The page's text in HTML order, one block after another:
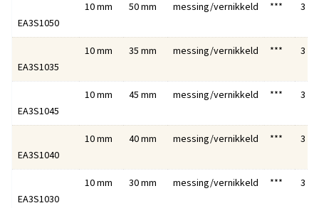
EA3S1050
10 mm 50 mm messing/vernikkeld *** 3
EA3S1035
10 mm 35 mm messing/vernikkeld *** 3
EA3S1045
10 mm 45 mm messing/vernikkeld *** 3
EA3S1040
10 mm 40 mm messing/vernikkeld *** 3
EA3S1030
10 mm 30 mm messing/vernikkeld *** 3